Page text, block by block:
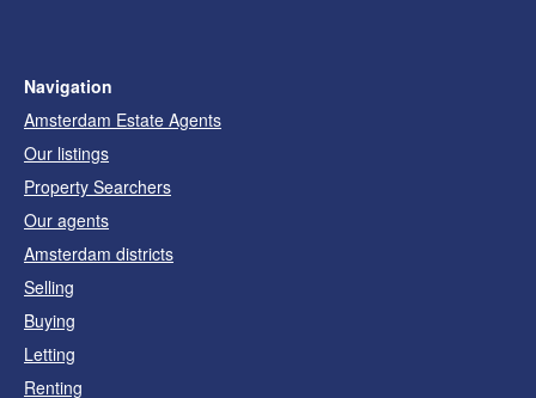
Navigation
Amsterdam Estate Agents
Our listings
Property Searchers
Our agents
Amsterdam districts
Selling
Buying
Letting
Renting